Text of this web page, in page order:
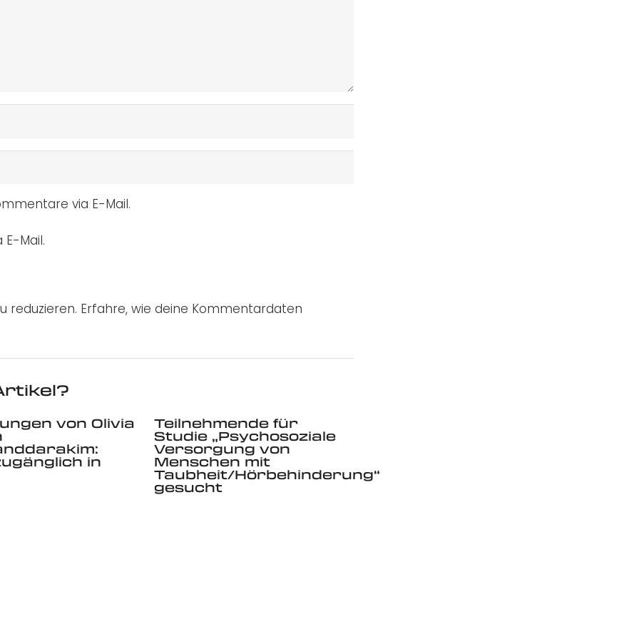
via E-Mail.
Mail.
reduzieren. Erfahre, wie deine Kommentardaten
von Olivia
in
Teilnehmende für
Studie „Psychosoziale
Versorgung von
Menschen mit
Taubheit/Hörbehinderung“
gesucht